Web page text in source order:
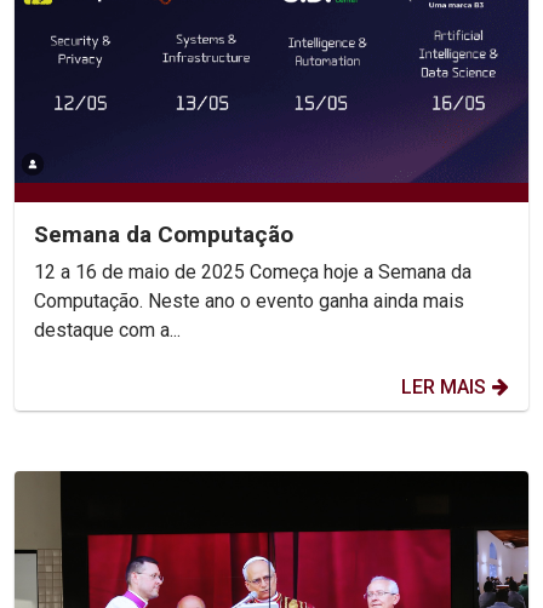
Semana da Computação
12 a 16 de maio de 2025 Começa hoje a Semana da
Computação. Neste ano o evento ganha ainda mais
destaque com a...
LER MAIS